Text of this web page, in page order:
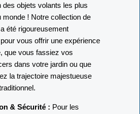
des objets volants les plus
monde ! Notre collection de
été rigoureusement
vous offrir une expérience
que vous fassiez vos
dans votre jardin ou que
la trajectoire majestueuse
& Sécurité : Pour les